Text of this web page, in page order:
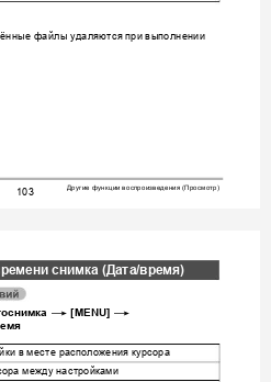
файлы удаляются при выполнении
Другие функции воспроизведения (Просмотр)
103
снимка (Дата/время)
* [MENU] *
в месте расположения курсора
между настройками